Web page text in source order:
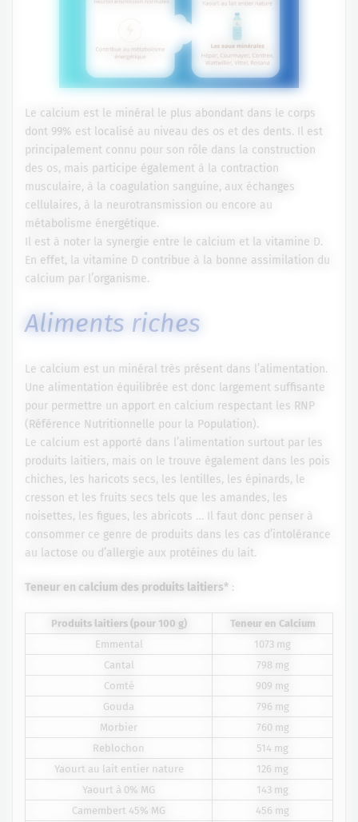
Le calcium est le minéral le plus abondant dans le corps
dont 99% est localisé au niveau des os et des dents. Il est
principalement connu pour son rôle dans la construction
des os, mais participe également à la contraction
musculaire, à la coagulation sanguine, aux échanges
cellulaires, à la neurotransmission ou encore au
métabolisme énergétique.
Il est à noter la synergie entre le calcium et la vitamine D.
En effet, la vitamine D contribue à la bonne assimilation du
calcium par l’organisme.
Aliments riches
Le calcium est un minéral très présent dans l’alimentation.
Une alimentation équilibrée est donc largement suffisante
pour permettre un apport en calcium respectant les RNP
(Référence Nutritionnelle pour la Population).
Le calcium est apporté dans l’alimentation surtout par les
produits laitiers, mais on le trouve également dans les pois
chiches, les haricots secs, les lentilles, les épinards, le
cresson et les fruits secs tels que les amandes, les
noisettes, les figues, les abricots … Il faut donc penser à
consommer ce genre de produits dans les cas d’intolérance
au lactose ou d’allergie aux protéines du lait.
Teneur en calcium des produits laitiers* :
Produits laitiers (pour 100 g)
Teneur en Calcium
Emmental
1073 mg
Cantal
798 mg
Comté
909 mg
Gouda
796 mg
Morbier
760 mg
Reblochon
514 mg
Yaourt au lait entier nature
126 mg
Yaourt à 0% MG
143 mg
Camembert 45% MG
456 mg